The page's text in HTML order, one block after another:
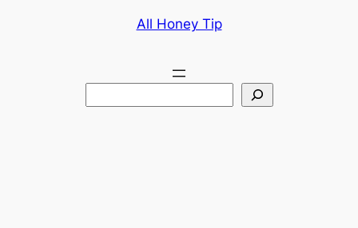
All Honey Tip